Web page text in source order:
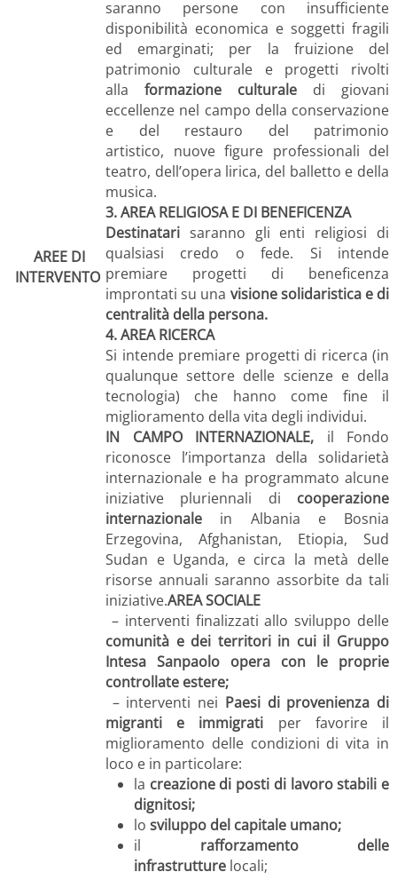
AREE DI
INTERVENTO
saranno persone con insufficiente
disponibilità economica e soggetti fragili
ed emarginati; per la fruizione del
patrimonio culturale e progetti rivolti
alla formazione culturale di giovani
eccellenze nel campo della conservazione
e del restauro del patrimonio
artistico, nuove figure professionali del
teatro, dell’opera lirica, del balletto e della
musica.
3. AREA RELIGIOSA E DI BENEFICENZA
Destinatari saranno gli enti religiosi di
qualsiasi credo o fede. Si intende
premiare progetti di beneficenza
improntati su una visione solidaristica e di
centralità della persona.
4. AREA RICERCA
Si intende premiare progetti di ricerca (in
qualunque settore delle scienze e della
tecnologia) che hanno come fine il
miglioramento della vita degli individui.
IN CAMPO INTERNAZIONALE, il Fondo
riconosce l’importanza della solidarietà
internazionale e ha programmato alcune
iniziative pluriennali di cooperazione
internazionale in Albania e Bosnia
Erzegovina, Afghanistan, Etiopia, Sud
Sudan e Uganda, e circa la metà delle
risorse annuali saranno assorbite da tali
iniziative.AREA SOCIALE
– interventi finalizzati allo sviluppo delle
comunità e dei territori in cui il Gruppo
Intesa Sanpaolo opera con le proprie
controllate estere;
– interventi nei Paesi di provenienza di
migranti e immigrati per favorire il
miglioramento delle condizioni di vita in
loco e in particolare:
la creazione di posti di lavoro stabili e
dignitosi;
lo sviluppo del capitale umano;
il rafforzamento delle
infrastrutture locali;